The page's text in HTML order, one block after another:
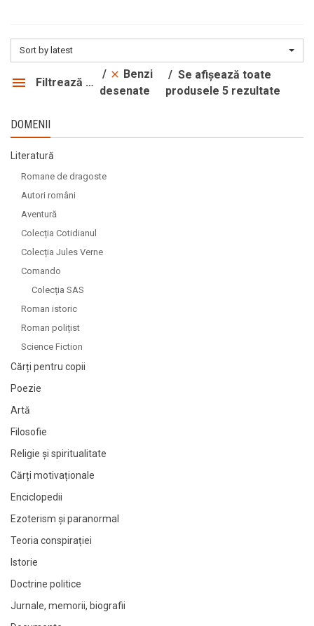
Sort by latest
Filtrează produsele
Benzi
desenate
Se afișează toate
produsele 5 rezultate
DOMENII
Literatură
Romane de dragoste
Autori români
Aventură
Colecția Cotidianul
Colecția Jules Verne
Comando
Colecția SAS
Roman istoric
Roman polițist
Science Fiction
Cărți pentru copii
Poezie
Artă
Filosofie
Religie și spiritualitate
Cărți motivaționale
Enciclopedii
Ezoterism și paranormal
Teoria conspirației
Istorie
Doctrine politice
Jurnale, memorii, biografii